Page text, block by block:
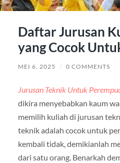
Daftar Jurusan
yang Cocok
MEI 6, 2025 / 0 COMMENTS
Jurusan Teknik Untuk
dikira menyebabkan kaum
memilih kuliah di jurusan
teknik adalah cocok untuk
kembali tidak, demikianlah
dari satu orang. Benarkah